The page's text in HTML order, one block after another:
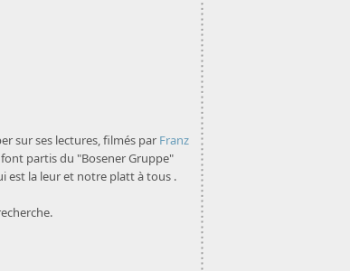
sur ses lectures, filmés par Franz
partis du "Bosener Gruppe"
est la leur et notre platt à tous .